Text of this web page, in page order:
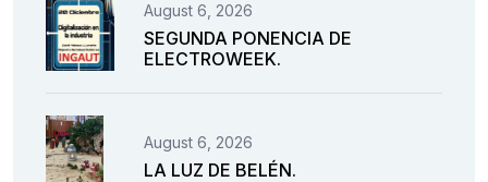
August 6, 2026
SEGUNDA PONENCIA DE
ELECTROWEEK.
August 6, 2026
LA LUZ DE BELÉN.